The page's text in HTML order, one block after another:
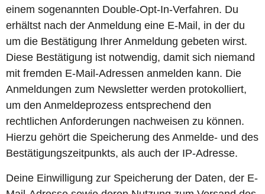
einem sogenannten Double-Opt-In-Verfahren. Du
erhältst nach der Anmeldung eine E-Mail, in der du
um die Bestätigung Ihrer Anmeldung gebeten wirst.
Diese Bestätigung ist notwendig, damit sich niemand
mit fremden E-Mail-Adressen anmelden kann. Die
Anmeldungen zum Newsletter werden protokolliert,
um den Anmeldeprozess entsprechend den
rechtlichen Anforderungen nachweisen zu können.
Hierzu gehört die Speicherung des Anmelde- und des
Bestätigungszeitpunkts, als auch der IP-Adresse.
Deine Einwilligung zur Speicherung der Daten, der E-